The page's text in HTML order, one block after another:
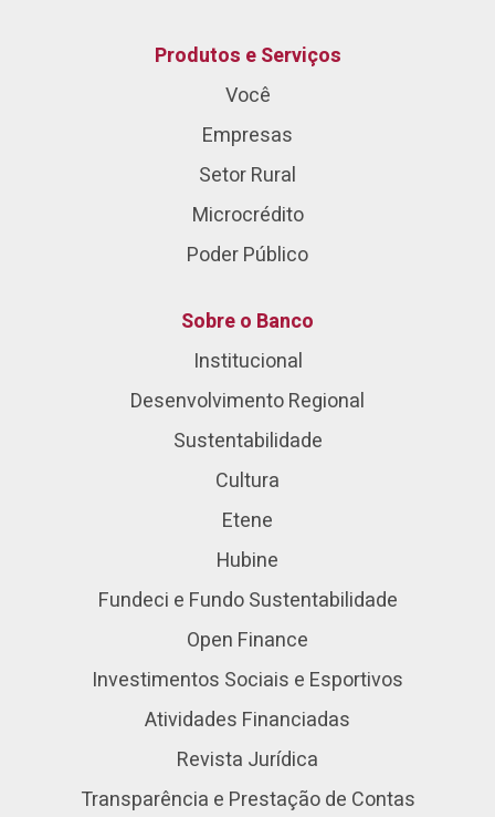
Produtos e Serviços
Você
Empresas
Setor Rural
Microcrédito
Poder Público
Sobre o Banco
Institucional
Desenvolvimento Regional
Sustentabilidade
Cultura
Etene
Hubine
Fundeci e Fundo Sustentabilidade
Open Finance
Investimentos Sociais e Esportivos
Atividades Financiadas
Revista Jurídica
Transparência e Prestação de Contas